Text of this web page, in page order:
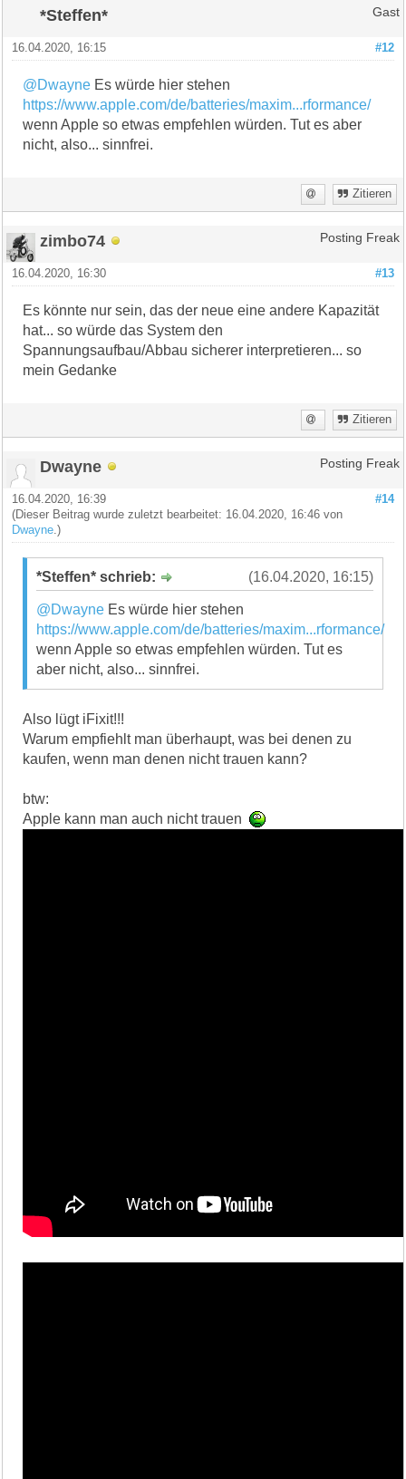
*Steffen* Gast
#12
16.04.2020, 16:15
@Dwayne Es würde hier stehen
https://www.apple.com/de/batteries/maxim...rformance/
wenn Apple so etwas empfehlen würden. Tut es aber
nicht, also... sinnfrei.
Zitieren
zimbo74 Posting Freak
#13
16.04.2020, 16:30
Es könnte nur sein, das der neue eine andere Kapazität
hat... so würde das System den
Spannungsaufbau/Abbau sicherer interpretieren... so
mein Gedanke
Zitieren
Dwayne Posting Freak
#14
16.04.2020, 16:39
(Dieser Beitrag wurde zuletzt bearbeitet: 16.04.2020, 16:46 von
Dwayne .)
(16.04.2020, 16:15)
*Steffen* schrieb:
@Dwayne Es würde hier stehen
https://www.apple.com/de/batteries/maxim...rformance/
wenn Apple so etwas empfehlen würden. Tut es
aber nicht, also... sinnfrei.
Also lügt iFixit!!!
Warum empfiehlt man überhaupt, was bei denen zu
kaufen, wenn man denen nicht trauen kann?
btw:
Apple kann man auch nicht trauen